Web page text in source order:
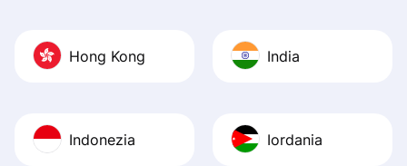
Hong Kong India
Indonezia Iordania